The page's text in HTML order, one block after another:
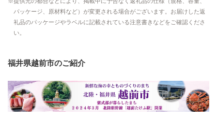
パッケージ、原材料など）が変更される場合がございます。お届けした返
礼品のパッケージやラベルに記載されている注意書きなどをご確認くださ
い。
福井県越前市のご紹介